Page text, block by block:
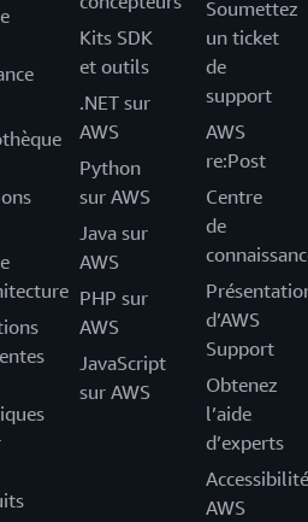
Kits SDK
et outils
.NET sur
AWS
Python
sur AWS
Java sur
AWS
PHP sur
AWS
JavaScript
sur AWS
Soumettez
un ticket
de
support
AWS
re:Post
Centre
de
d’AWS
Support
Obtenez
l’aide
d’experts
Accessibilité
AWS